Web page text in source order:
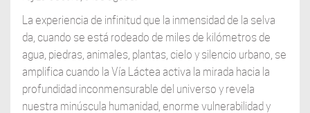
La experiencia de infinitud que la inmensidad de la selva
da, cuando se está rodeado de miles de kilómetros de
agua, piedras, animales, plantas, cielo y silencio urbano, se
amplifica cuando la Vía Láctea activa la mirada hacia la
profundidad inconmensurable del universo y revela
nuestra minúscula humanidad, enorme vulnerabilidad y